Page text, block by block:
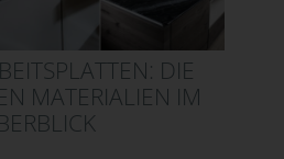
DIE
MATERIALIEN IM